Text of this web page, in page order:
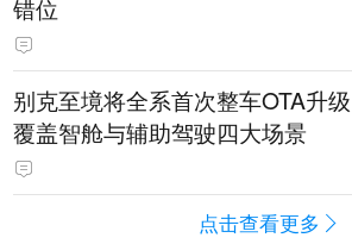
错位
别克至境将全系首次整车OTA升级
覆盖智舱与辅助驾驶四大场景
点击查看更多